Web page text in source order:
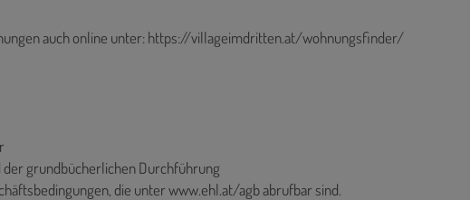
auch online unter:https://villageimdritten.at/wohnungsfinder/
grundbücherlichen Durchführung
die unter www.ehl.at/agb abrufbar sind.